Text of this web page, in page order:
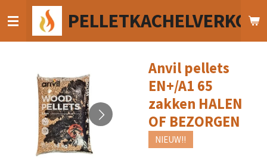
direct
Anvil pellets
EN+/A1 65
zakken HALEN
OF BEZORGEN
NIEUW!!